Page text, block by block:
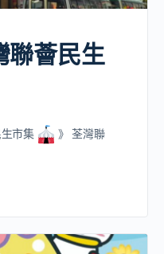
聯薈民生
市集
》 荃灣聯